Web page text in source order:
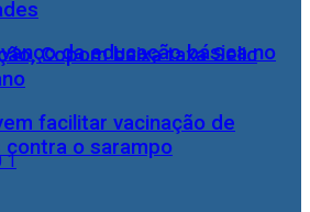
da educação básica no
Copom baixa taxa Selic
facilitar vacinação de
o sarampo